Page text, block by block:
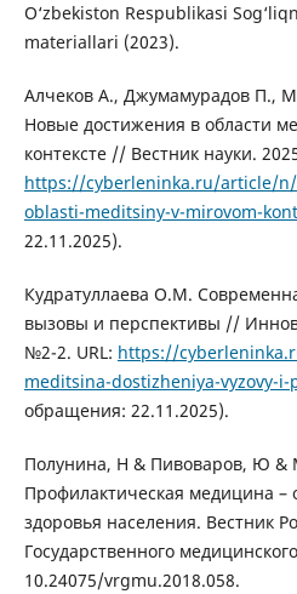
O‘zbekiston Respublikasi
materiallari (2023).
Алчеков А., Джумамурадов П.,
Новые достижения в области
контексте // Вестник науки.
https://cyberleninka.ru/article/n/
oblasti-meditsiny-v-mirovom-
22.11.2025).
Кудратуллаева О.М.
вызовы и перспективы //
№2-2. URL: https://
meditsina-dostizheniya-vyzovy-i-
обращения: 22.11.2025).
Полунина, Н & Пивоваров, Ю &
Профилактическая медицина –
здоровья населения. Вестник
Государственного
10.24075/vrgmu.2018.058.